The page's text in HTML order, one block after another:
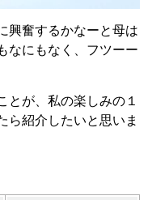
興奮するかなーと母は
なにもなく、フツーー
とが、私の楽しみの１
ら紹介したいと思いま